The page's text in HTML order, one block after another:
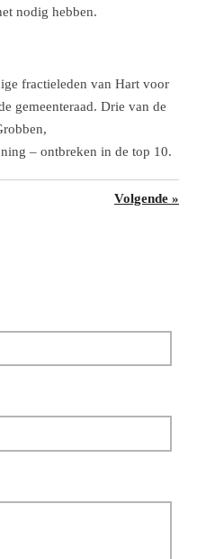
nodig hebben.
fractieleden van Hart voor
gemeenteraad. Drie van de
– ontbreken in de top 10.
Volgende »